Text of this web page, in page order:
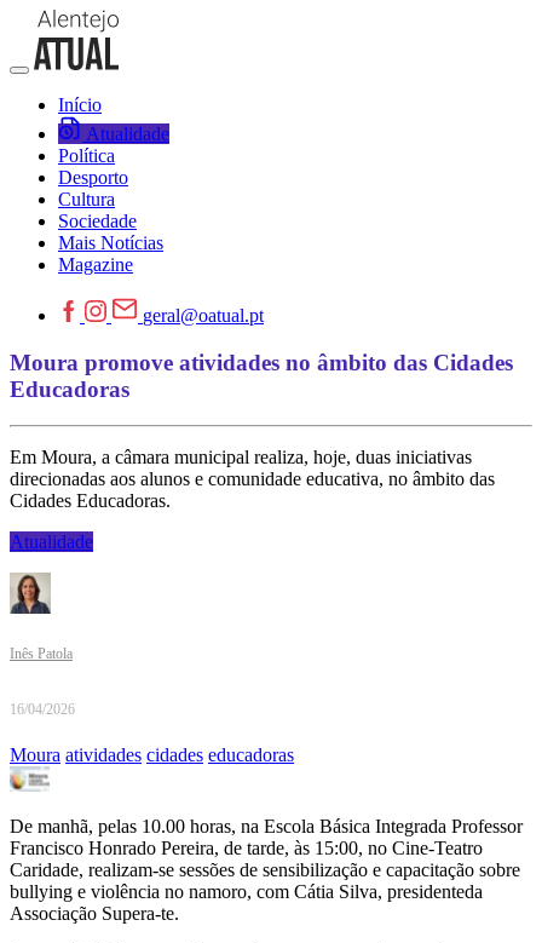
Início
Atualidade
Política
Desporto
Cultura
Sociedade
Mais Notícias
Magazine
geral@oatual.pt
Moura promove atividades no âmbito das Cidades
Educadoras
Em Moura, a câmara municipal realiza, hoje, duas iniciativas
direcionadas aos alunos e comunidade educativa, no âmbito das
Cidades Educadoras.
Atualidade
Inês Patola
16/04/2026
Moura atividades cidades educadoras
De manhã, pelas 10.00 horas, na Escola Básica Integrada Professor
Francisco Honrado Pereira, de tarde, às 15:00, no Cine-Teatro
Caridade, realizam-se sessões de sensibilização e capacitação sobre
bullying e violência no namoro, com Cátia Silva, presidenteda
Associação Supera-te.